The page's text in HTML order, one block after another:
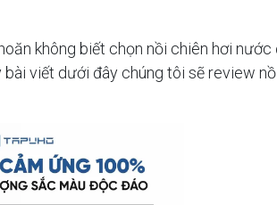
không biết chọn nồi chiên hơi
bài viết dưới đây chúng tôi sẽ review